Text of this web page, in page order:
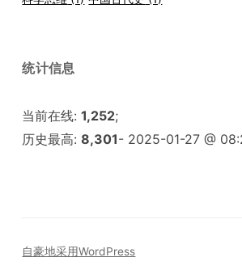
统计信息
当前在线:1,252;
历史最高:8,301- 2025-01-27 @
自豪地采用WordPress